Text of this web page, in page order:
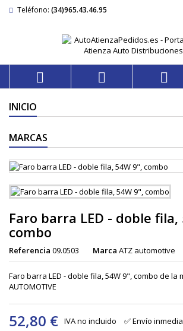
Teléfono: (34)965.43.46.95
  
INICIO
MARCAS
Faro barra LED - doble fila,
combo
Referencia 09.0503 Marca ATZ automotive
Faro barra LED - doble fila, 54W 9", combo de la
AUTOMOTIVE
52,80 € IVA no incluido ✅ Envío